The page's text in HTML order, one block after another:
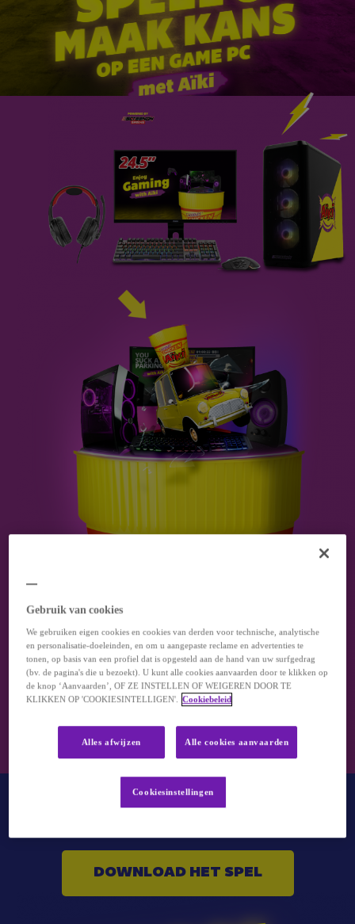
DOWNLOAD HET SPEL
Gebruik van cookies
We gebruiken eigen cookies en cookies van derden voor technische, analytische
en personalisatie-doeleinden, en om u aangepaste reclame en advertenties te
tonen, op basis van een profiel dat is opgesteld aan de hand van uw surfgedrag
(bv. de pagina's die u bezoekt). U kunt alle cookies aanvaarden door te klikken op
de knop ‘Aanvaarden’, OF ZE INSTELLEN OF WEIGEREN DOOR TE
KLIKKEN OP 'COOKIESINTELLIGEN'. Cookiebeleid
Alles afwijzen Alle cookies aanvaarden
Cookiesinstellingen